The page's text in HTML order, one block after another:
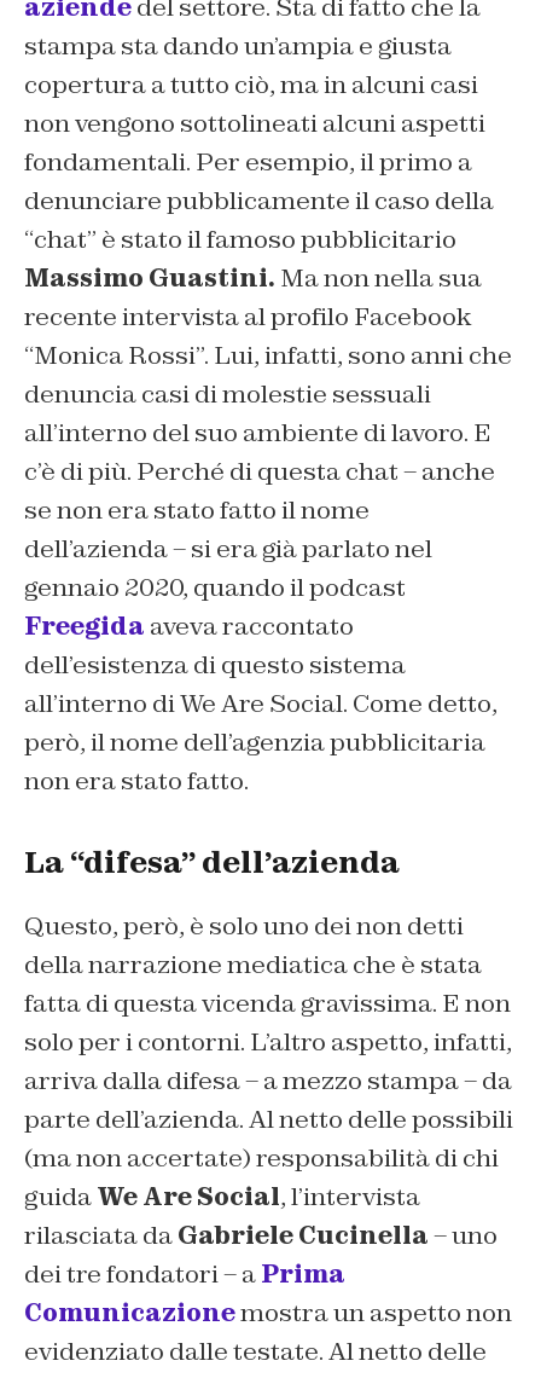
aziendedel settore. Sta di fatto che la
stampa sta dando un’ampia e giusta
copertura a tutto ciò, ma in alcuni casi
non vengono sottolineati alcuni aspetti
fondamentali. Per esempio, il primo a
denunciare pubblicamente il caso della
“chat” è stato il famoso pubblicitario
Massimo Guastini. Ma non nella sua
recente intervista al profilo Facebook
“Monica Rossi”. Lui, infatti, sono anni che
denuncia casi di molestie sessuali
all’interno del suo ambiente di lavoro. E
c’è di più. Perché di questa chat – anche
se non era stato fatto il nome
dell’azienda – si era già parlato nel
gennaio 2020, quando il podcast
Freegida aveva raccontato
dell’esistenza di questo sistema
all’interno di We Are Social. Come detto,
però, il nome dell’agenzia pubblicitaria
non era stato fatto.
La “difesa” dell’azienda
Questo, però, è solo uno dei non detti
della narrazione mediatica che è stata
fatta di questa vicenda gravissima. E non
solo per i contorni. L’altro aspetto, infatti,
arriva dalla difesa – a mezzo stampa – da
parte dell’azienda. Al netto delle possibili
(ma non accertate) responsabilità di chi
guidaWe Are Social, l’intervista
rilasciata daGabriele Cucinella– uno
dei tre fondatori – aPrima
Comunicazionemostra un aspetto non
evidenziato dalle testate. Al netto delle